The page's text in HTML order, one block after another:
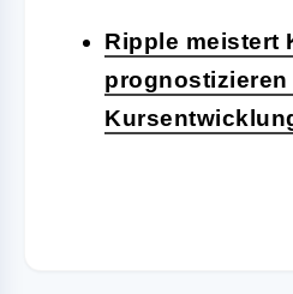
Ripple meistert
prognostizieren